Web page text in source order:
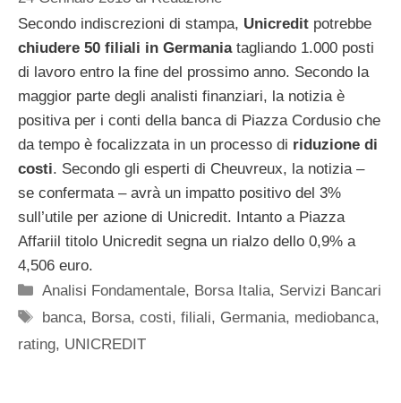
Secondo indiscrezioni di stampa, Unicredit potrebbe
chiudere 50 filiali in Germania tagliando 1.000 posti
di lavoro entro la fine del prossimo anno. Secondo la
maggior parte degli analisti finanziari, la notizia è
positiva per i conti della banca di Piazza Cordusio che
da tempo è focalizzata in un processo di riduzione di
costi. Secondo gli esperti di Cheuvreux, la notizia –
se confermata – avrà un impatto positivo del 3%
sull’utile per azione di Unicredit. Intanto a Piazza
Affariil titolo Unicredit segna un rialzo dello 0,9% a
4,506 euro.
Categorie
Analisi Fondamentale, Borsa Italia, Servizi Bancari
Tag
banca, Borsa,costi,filiali, Germania, mediobanca,
rating, UNICREDIT